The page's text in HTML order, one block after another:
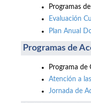
Programas
Evaluación
Plan Anual
Programas de
Programa de
Atención a
Jornada de